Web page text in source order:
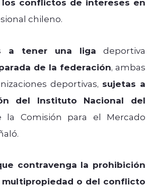
chileno.
a tener una liga deportiva
de la federación, ambas
deportivas, sujetas a
del Instituto Nacional del
la Comisión para el Mercado
contravenga la prohibición
multipropiedad o del conflicto